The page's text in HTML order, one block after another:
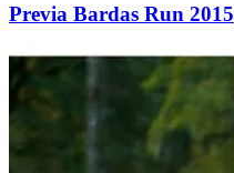
Previa Bardas Run 2015